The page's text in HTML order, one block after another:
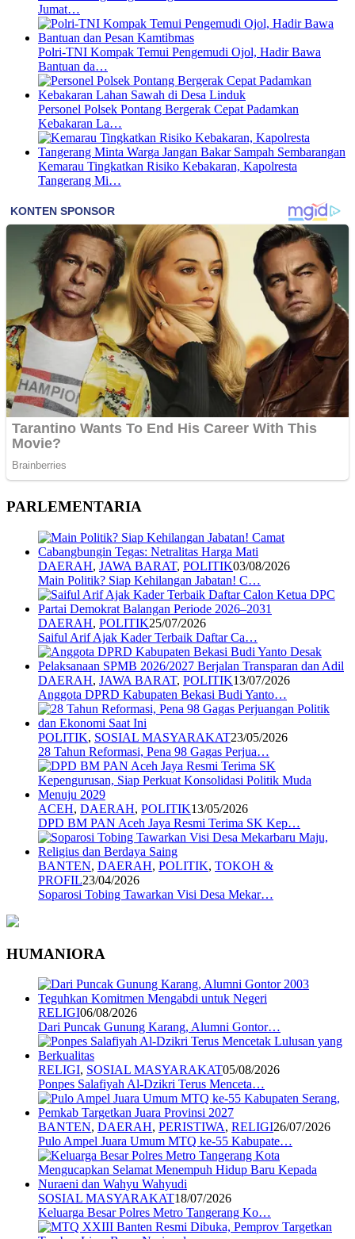
Jumat…
Polri-TNI Kompak Temui Pengemudi Ojol, Hadir Bawa
Bantuan da…
Personel Polsek Pontang Bergerak Cepat Padamkan
Kebakaran La…
Kemarau Tingkatkan Risiko Kebakaran, Kapolresta
Tangerang Mi…
PARLEMENTARIA
DAERAH, JAWA BARAT, POLITIK03/08/2026
Main Politik? Siap Kehilangan Jabatan! C…
DAERAH, POLITIK25/07/2026
Saiful Arif Ajak Kader Terbaik Daftar Ca…
DAERAH, JAWA BARAT, POLITIK13/07/2026
Anggota DPRD Kabupaten Bekasi Budi Yanto…
POLITIK, SOSIAL MASYARAKAT23/05/2026
28 Tahun Reformasi, Pena 98 Gagas Perjua…
ACEH, DAERAH, POLITIK13/05/2026
DPD BM PAN Aceh Jaya Resmi Terima SK Kep…
BANTEN, DAERAH, POLITIK, TOKOH &
PROFIL23/04/2026
Soparosi Tobing Tawarkan Visi Desa Mekar…
HUMANIORA
RELIGI06/08/2026
Dari Puncak Gunung Karang, Alumni Gontor…
RELIGI, SOSIAL MASYARAKAT05/08/2026
Ponpes Salafiyah Al-Dzikri Terus Menceta…
BANTEN, DAERAH, PERISTIWA, RELIGI26/07/2026
Pulo Ampel Juara Umum MTQ ke-55 Kabupate…
SOSIAL MASYARAKAT18/07/2026
Keluarga Besar Polres Metro Tangerang Ko…